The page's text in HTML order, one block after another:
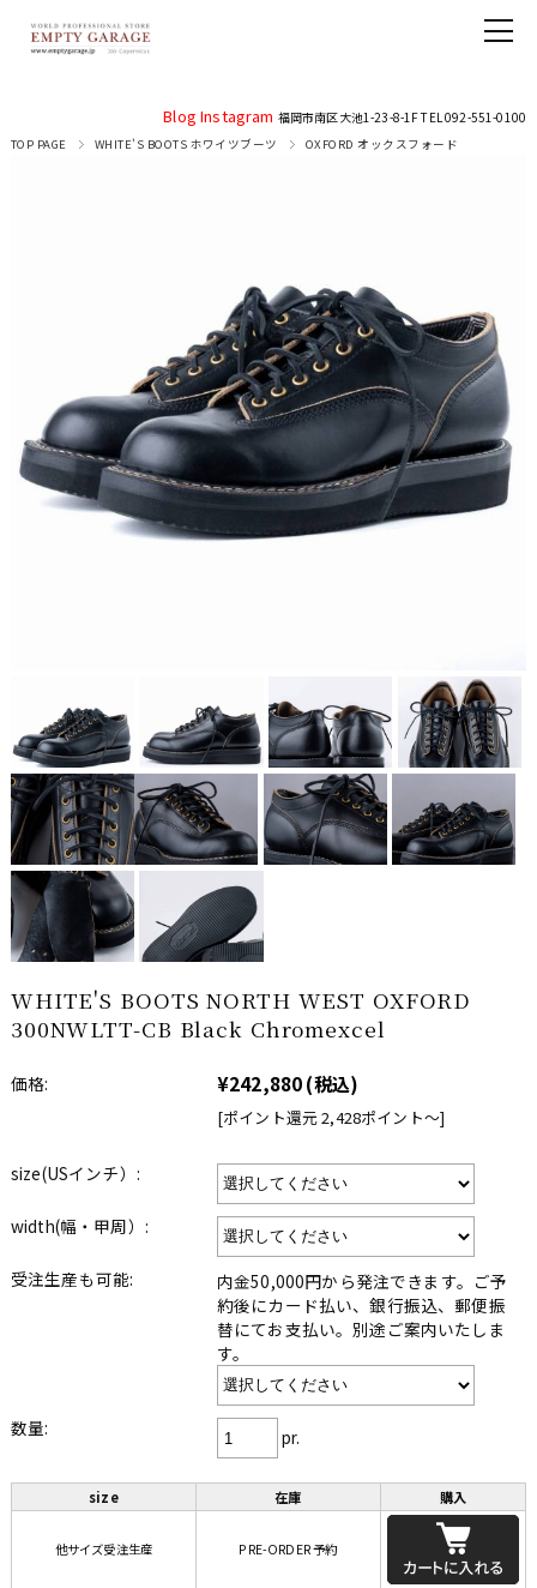
Blog Instagram 福岡市南区大池1-23-8-1F TEL 092-551-0100
TOP PAGE WHITE'S BOOTS ホワイツブーツ OXFORD オックスフォード
WHITE'S BOOTS NORTH WEST OXFORD
300NWLTT-CB Black Chromexcel
価格: ¥242,880(税込)
[ポイント還元 2,428ポイント〜]
size(USインチ）:
width(幅・甲周）:
受注生産も可能:
内金50,000円から発注できます。ご予
約後にカード払い、銀行振込、郵便振
替にてお支払い。別途ご案内いたしま
す。
数量: pr.
size 在庫 購入
他サイズ受注生産 PRE-ORDER 予約